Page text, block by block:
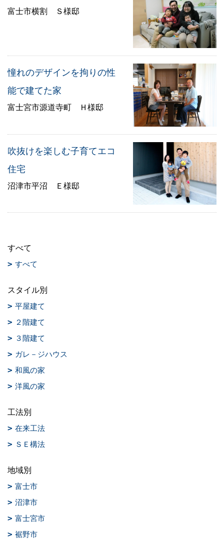
富士市横割 Ｓ様邸
憧れのデザインを拘りの性
能で建てた家
富士宮市源道寺町 Ｈ様邸
吹抜けを楽しむ子育てエコ
住宅
沼津市平沼 Ｅ様邸
すべて
すべて
スタイル別
平屋建て
２階建て
３階建て
ガレ－ジハウス
和風の家
洋風の家
工法別
在来工法
ＳＥ構法
地域別
富士市
沼津市
富士宮市
裾野市